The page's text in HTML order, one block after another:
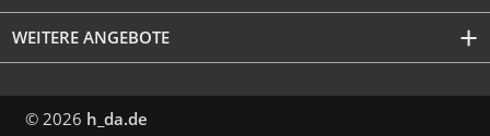
WEITERE ANGEBOTE
© 2026 h_da.de